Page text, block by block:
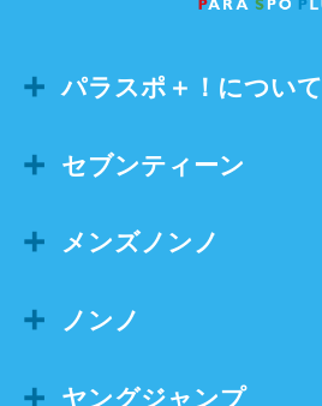
パラスポ＋！について
セブンティーン
メンズノンノ
ノンノ
ヤングジャンプ